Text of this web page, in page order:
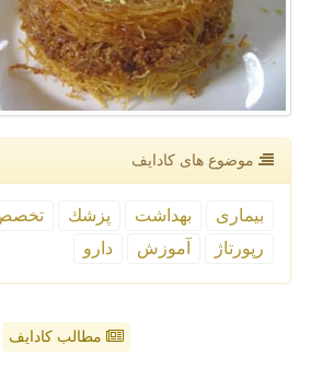
موضوع های كادایف
بیماری بهداشت پزشك
رپورتاژ
آموزش دارو
مطالب کادایف